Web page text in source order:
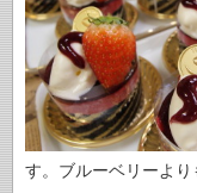
す。ブルーベリーより